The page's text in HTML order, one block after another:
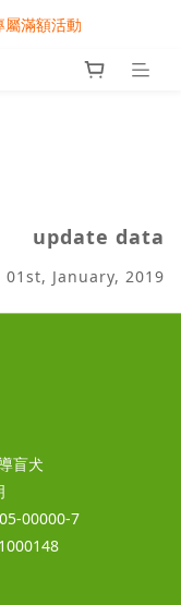
即享專屬小禮
滿額活動
即享專屬小禮
update data
January, 2019
盲犬
00000-7